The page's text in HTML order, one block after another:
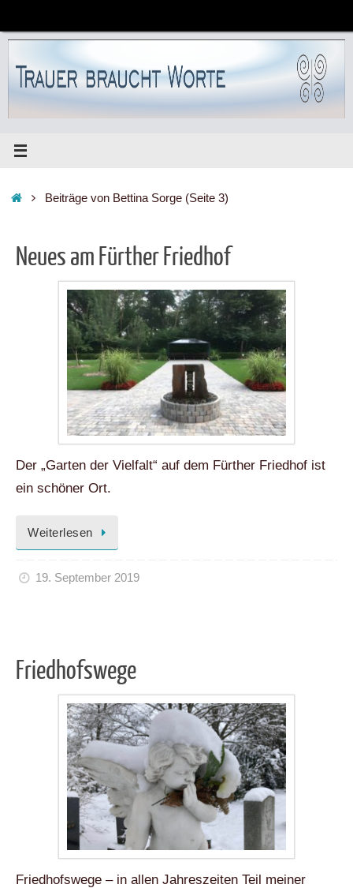
Inhalt
StartBeiträge von Bettina Sorge (Seite 3)
Neues am Fürther Friedhof
Der „Garten der Vielfalt“ auf dem Fürther Friedhof ist
ein schöner Ort.
Weiterlesen
19. September 2019
Friedhofswege
Friedhofswege – in allen Jahreszeiten Teil meiner